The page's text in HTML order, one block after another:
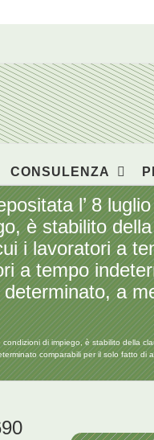
CONSULENZA
l’ 8
è stabilito
i lavoratori a
a tempo
a
di impiego, è stabilito della
comparabili per il solo fatto di